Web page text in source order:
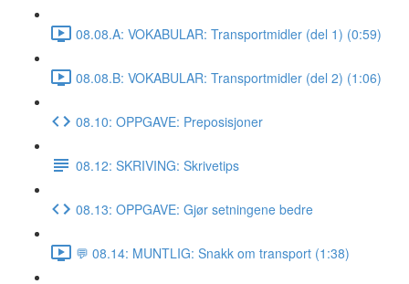
08.08.A: VOKABULAR: Transportmidler (del 1) (0:59)
08.08.B: VOKABULAR: Transportmidler (del 2) (1:06)
08.10: OPPGAVE: Preposisjoner
08.12: SKRIVING: Skrivetips
08.13: OPPGAVE: Gjør setningene bedre
💬 08.14: MUNTLIG: Snakk om transport (1:38)